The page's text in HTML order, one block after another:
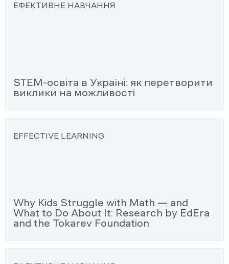
ЕФЕКТИВНЕ НАВЧАННЯ
STEM-освіта в Україні: як перетворити
виклики на можливості
EFFECTIVE LEARNING
Why Kids Struggle with Math — and
What to Do About It: Research by EdEra
and the Tokarev Foundation